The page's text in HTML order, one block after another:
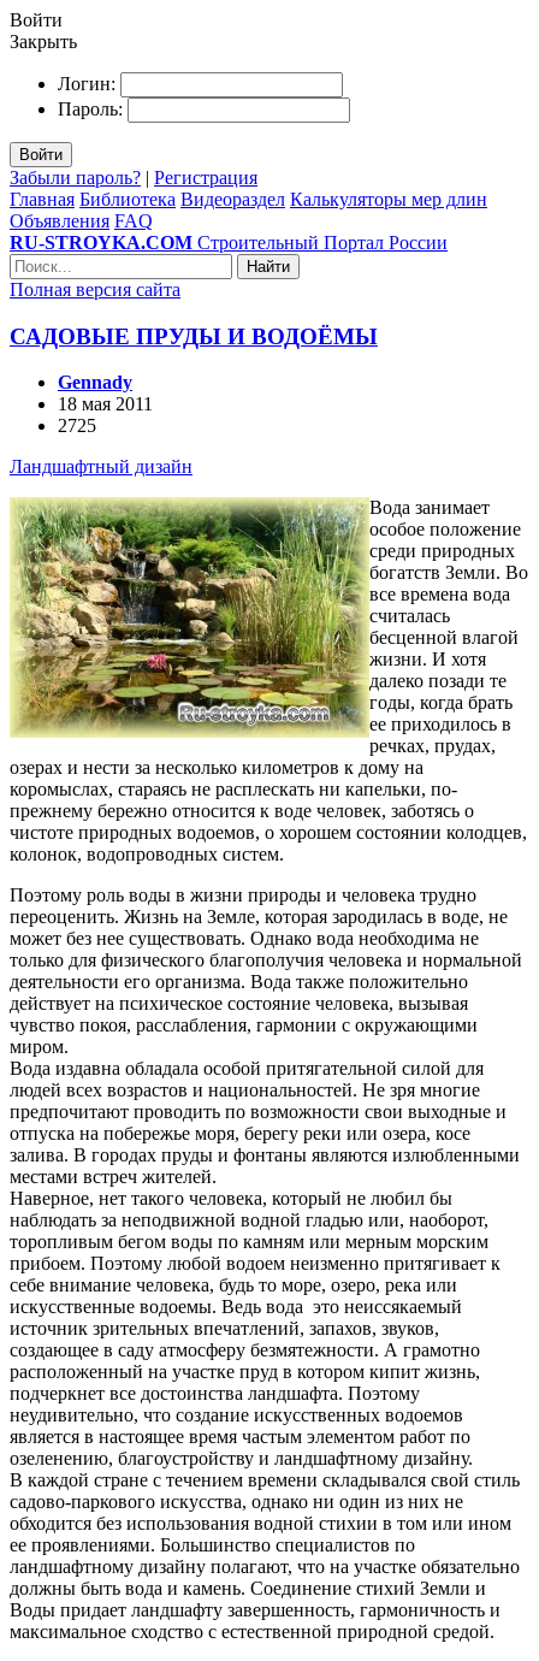
Войти
Закрыть
Логин:
Пароль:
Войти
Забыли пароль? | Регистрация
Главная Библиотека Видеораздел Калькуляторы мер длин
Объявления FAQ
RU-STROYKA.COM Строительный Портал России
Найти
Полная версия сайта
САДОВЫЕ ПРУДЫ И ВОДОЁМЫ
Gennady
18 мая 2011
2725
Ландшафтный дизайн
Вода занимает
особое положение
среди природных
богатств Земли. Во
все времена вода
считалась
бесценной влагой
жизни. И хотя
далеко позади те
годы, когда брать
ее приходилось в
речках, прудах,
озерах и нести за несколько километров к дому на
коромыслах, стараясь не расплескать ни капельки, по-
прежнему бережно относится к воде человек, заботясь о
чистоте природных водоемов, о хорошем состоянии колодцев,
колонок, водопроводных систем.
Поэтому роль воды в жизни природы и человека трудно
переоценить. Жизнь на Земле, которая зародилась в воде, не
может без нее существовать. Однако вода необходима не
только для физического благополучия человека и нормальной
деятельности его организма. Вода также положительно
действует на психическое состояние человека, вызывая
чувство покоя, расслабления, гармонии с окружающими
миром.
Вода издавна обладала особой притягательной силой для
людей всех возрастов и национальностей. Не зря многие
предпочитают проводить по возможности свои выходные и
отпуска на побережье моря, берегу реки или озера, косе
залива. В городах пруды и фонтаны являются излюбленными
местами встреч жителей.
Наверное, нет такого человека, который не любил бы
наблюдать за неподвижной водной гладью или, наоборот,
торопливым бегом воды по камням или мерным морским
прибоем. Поэтому любой водоем неизменно притягивает к
себе внимание человека, будь то море, озеро, река или
искусственные водоемы. Ведь вода это неиссякаемый
источник зрительных впечатлений, запахов, звуков,
создающее в саду атмосферу безмятежности. А грамотно
расположенный на участке пруд в котором кипит жизнь,
подчеркнет все достоинства ландшафта. Поэтому
неудивительно, что создание искусственных водоемов
является в настоящее время частым элементом работ по
озеленению, благоустройству и ландшафтному дизайну.
В каждой стране с течением времени складывался свой стиль
садово-паркового искусства, однако ни один из них не
обходится без использования водной стихии в том или ином
ее проявлениями. Большинство специалистов по
ландшафтному дизайну полагают, что на участке обязательно
должны быть вода и камень. Соединение стихий Земли и
Воды придает ландшафту завершенность, гармоничность и
максимальное сходство с естественной природной средой.